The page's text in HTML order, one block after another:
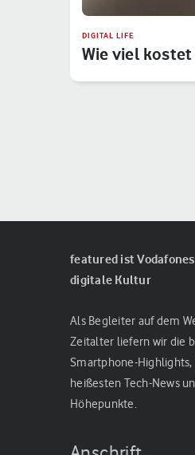
DIGITAL LIFE
Wie viel kostet
featured ist
digitale Kultur
Als Begleiter auf dem
Zeitalter liefern wir die
Smartphone-Highlights,
heißesten Tech-News
Höhepunkte.